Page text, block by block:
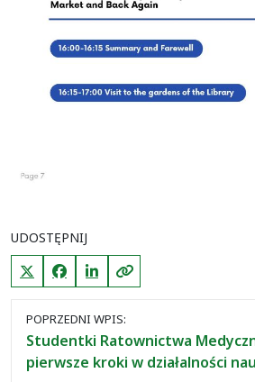
UDOSTĘPNIJ
X (Twitter)FacebookLinkedInKopiuj link
Nawigacja
między
wpisami
POPRZEDNI WPIS:
Studentki Ratownictwa
pierwsze kroki w działalności